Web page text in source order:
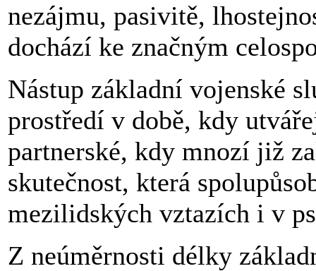
nezájmu, pasivitě,
dochází ke značným
Nástup základní vojenské
prostředí v době, kdy
partnerské, kdy mnozí již
skutečnost, která
mezilidských vztazích i v
Z neúměrnosti délky